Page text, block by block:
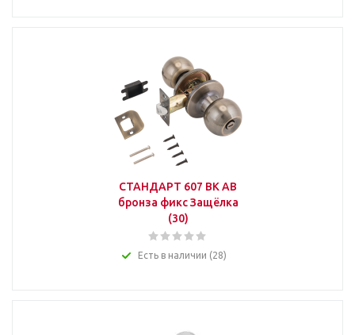
СТАНДАРТ 607 BK AB
бронза фикс Защёлка
(30)
Есть в наличии (28)